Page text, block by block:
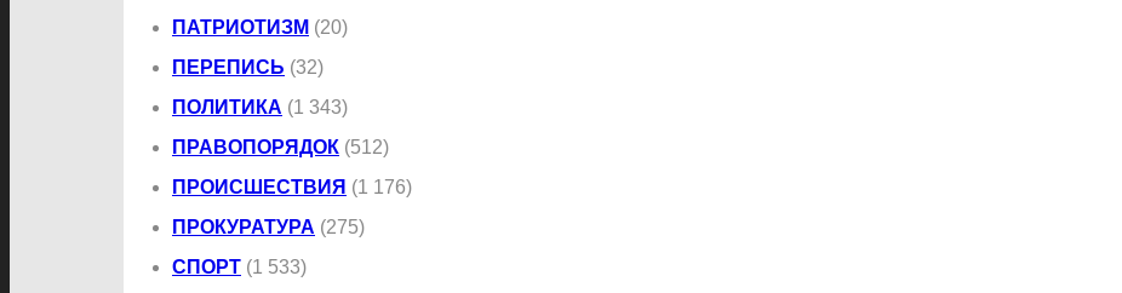
ПАТРИОТИЗМ (20)
ПЕРЕПИСЬ (32)
ПОЛИТИКА (1 343)
ПРАВОПОРЯДОК (512)
ПРОИСШЕСТВИЯ (1 176)
ПРОКУРАТУРА (275)
СПОРТ (1 533)